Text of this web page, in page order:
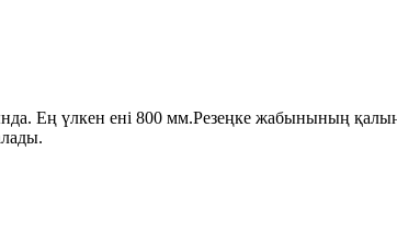
Ең үлкен ені 800 мм.Резеңке жабынының